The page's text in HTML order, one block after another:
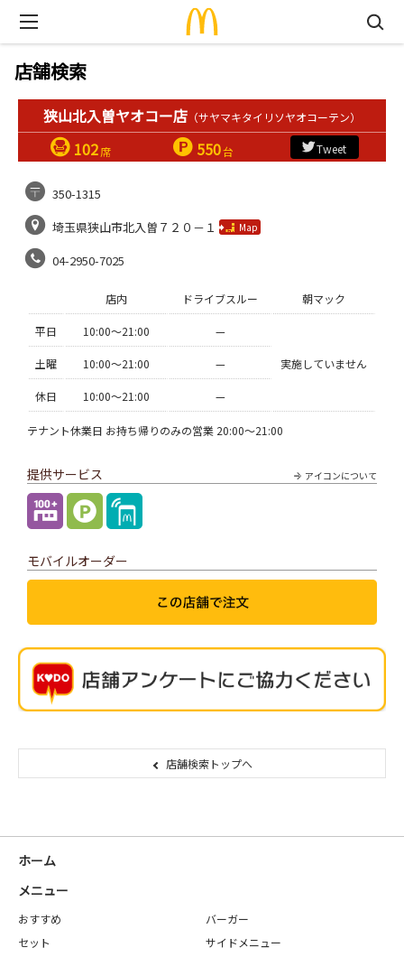
店舗検索
狭山北入曽ヤオコー店 （サヤマキタイリソヤオコーテン）
102 席 550台 Tweet
350-1315
埼玉県狭山市北入曽７２０－１
Map
04-2950-7025
店内 ドライブスルー 朝マック
平日 10:00〜21:00 —
実施していません
土曜 10:00〜21:00 —
休日 10:00〜21:00 —
テナント休業日 お持ち帰りのみの営業 20:00～21:00
アイコンについて
提供サービス
モバイルオーダー
店舗検索トップへ
ホーム
メニュー
おすすめ
バーガー
セット
サイドメニュー